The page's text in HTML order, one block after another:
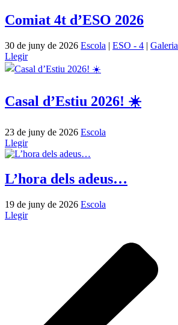
Comiat 4t d’ESO 2026
30 de juny de 2026 Escola | ESO - 4 |
Llegir
Casal d’Estiu 2026! ☀️
23 de juny de 2026 Escola
Llegir
L’hora dels adeus…
19 de juny de 2026 Escola
Llegir